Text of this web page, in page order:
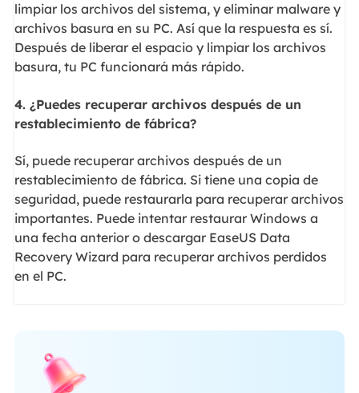
limpiar los archivos del sistema, y eliminar malware y
archivos basura en su PC. Así que la respuesta es sí.
Después de liberar el espacio y limpiar los archivos
basura, tu PC funcionará más rápido.
4. ¿Puedes recuperar archivos después de un
restablecimiento de fábrica?
Sí, puede recuperar archivos después de un
restablecimiento de fábrica. Si tiene una copia de
seguridad, puede restaurarla para recuperar archivos
importantes. Puede intentar restaurar Windows a
una fecha anterior o descargar EaseUS Data
Recovery Wizard para recuperar archivos perdidos
en el PC.